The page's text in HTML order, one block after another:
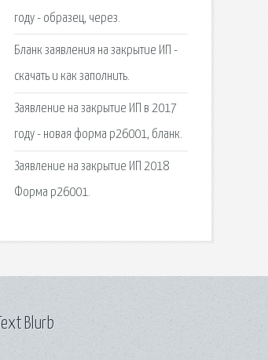
году - образец, через.
Бланк заявления на закрытие ИП -
скачать и как заполнить.
Заявление на закрытие ИП в 2017
году - новая форма р26001, бланк.
Заявление на закрытие ИП 2018
Форма p26001.
Blurb